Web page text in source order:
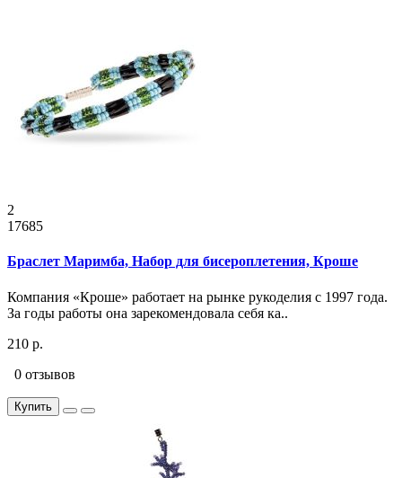
2
17685
Браслет Маримба, Набор для бисероплетения, Кроше
Компания «Кроше» работает на рынке рукоделия с 1997 года.
За годы работы она зарекомендовала себя ка..
210 р.
0 отзывов
Купить